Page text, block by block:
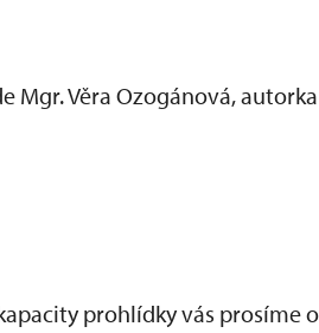
Mgr. Věra Ozogánová,
prohlídky vás prosíme